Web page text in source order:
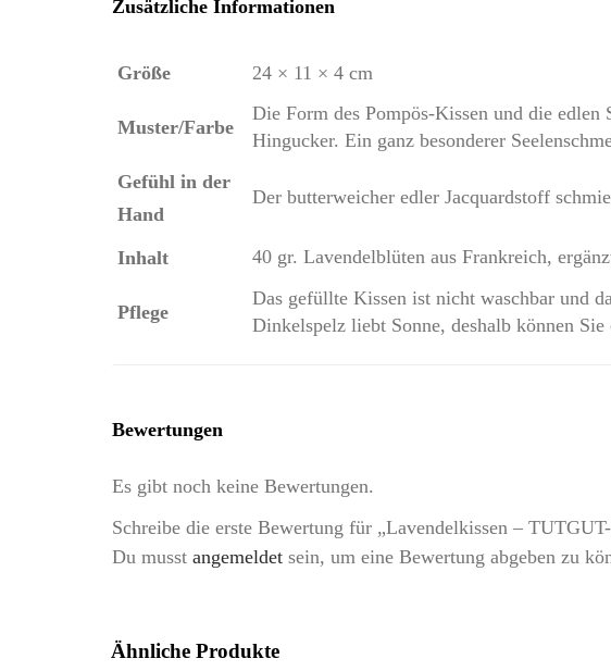
Zusätzliche Informationen
Größe 24 × 11 × 4 cm
Muster/Farbe
Die Form des Pompös-Kissen und die edlen
Hingucker. Ein ganz besonderer
Gefühl in der
Hand
Der butterweicher edler Jacquardstoff
Inhalt 40 gr. Lavendelblüten aus Frankreich,
Pflege
Das gefüllte Kissen ist nicht waschbar und
Dinkelspelz liebt Sonne, deshalb können
Bewertungen
Es gibt noch keine Bewertungen.
Schreibe die erste Bewertung für „Lavendelkissen –
Du musst angemeldet sein, um eine Bewertung abgeben zu
Ähnliche Produkte